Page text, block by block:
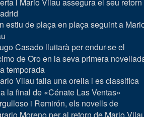
estiu de plaça en plaça seguint a
Casado lluitarà per endur-se el
de Oro en la seva primera
temporada
Vilau talla una orella i es classifica
la final de «Cénate Las Ventas»
i Remirón, els novells de